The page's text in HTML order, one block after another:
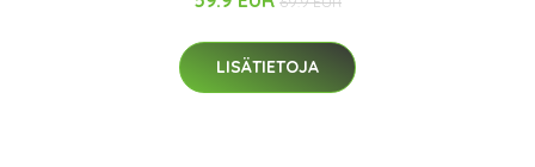
LISÄTIETOJA